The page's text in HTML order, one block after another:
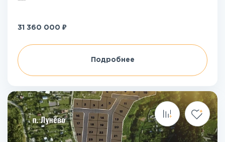
31 360 000 ₽
Подробнее